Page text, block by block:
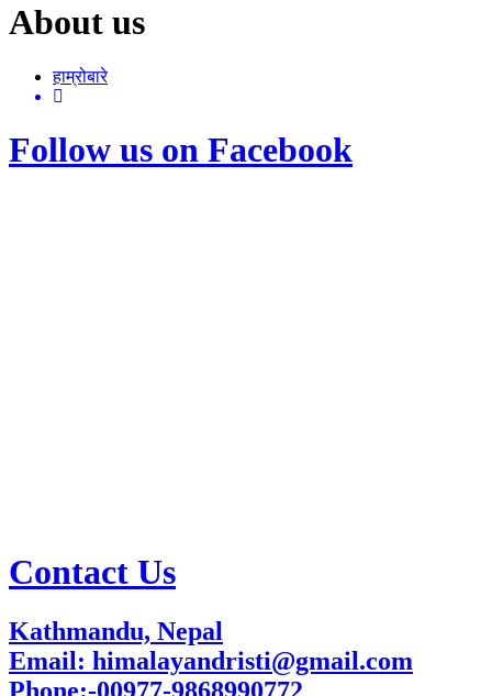
About us
हाम्रोबारे
Follow us on Facebook
Contact Us
Kathmandu, Nepal
Email: himalayandristi@gmail.com
Phone:-00977-9868990772